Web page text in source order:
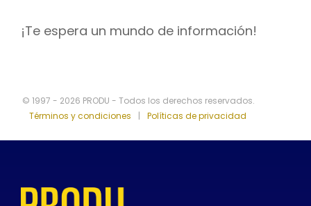
¡Te espera un mundo de información!
© 1997 - 2026 PRODU - Todos los derechos reservados.
Términos y condiciones
| Políticas de privacidad